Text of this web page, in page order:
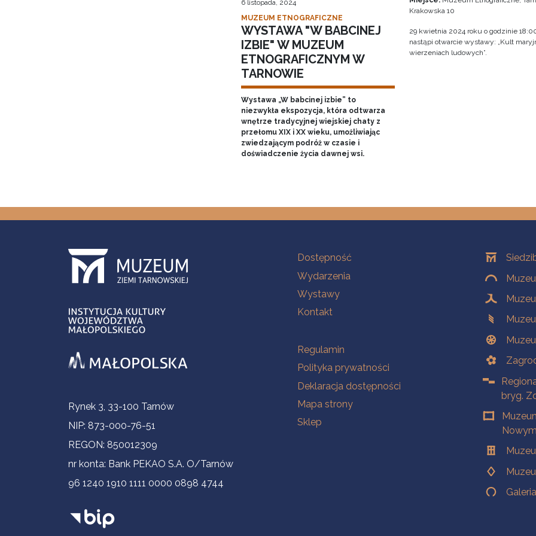
6 listopada, 2024
MUZEUM ETNOGRAFICZNE
WYSTAWA "W BABCINEJ
IZBIE" W MUZEUM
ETNOGRAFICZNYM W
TARNOWIE
Wystawa „W babcinej izbie” to
niezwykła ekspozycja, która odtwarza
wnętrze tradycyjnej wiejskiej chaty z
przełomu XIX i XX wieku, umożliwiając
zwiedzającym podróż w czasie i
doświadczenie życia dawnej wsi.
Krakowska 10
29 kwietnia 2024 roku o godzinie
nastąpi otwarcie wystawy: „Kult
wierzeniach ludowych”.
Informacje kontaktowe
Rynek 3, 33-100 Tarnów
NIP: 873-000-76-51
REGON: 850012309
nr konta: Bank PEKAO S.A. O/Tarnów
96 1240 1910 1111 0000 0898 4744
Na skróty
Dostępność
Wydarzenia
Wystawy
Kontakt
Na skróty
Regulamin
Polityka prywatności
Deklaracja dostępności
Mapa strony
Sklep
Oddziały
bryg.